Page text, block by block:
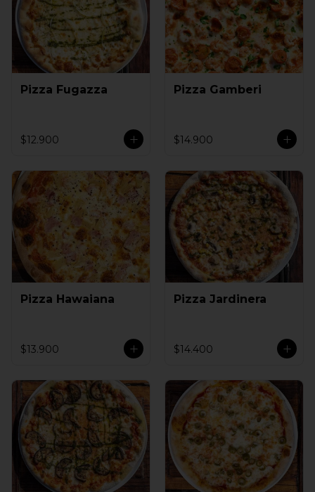
Pizza Fugazza
$12.900
Pizza Gamberi
$14.900
Pizza Hawaiana
$13.900
Pizza Jardinera
$14.400